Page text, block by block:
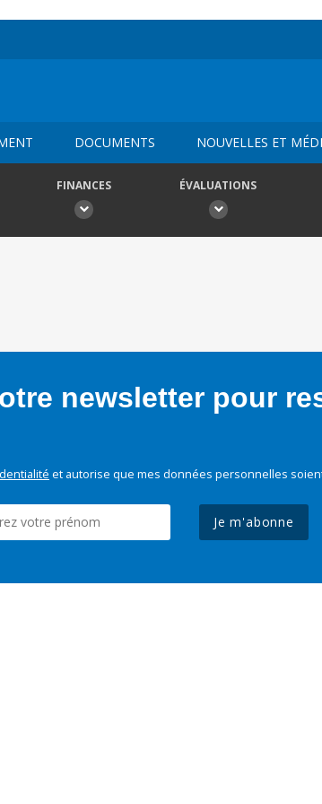
DOCUMENTS NOUVELLES ET
FINANCES ÉVALUATIONS
newsletter pour
et autorise que mes données personnelles
Je m'abonne